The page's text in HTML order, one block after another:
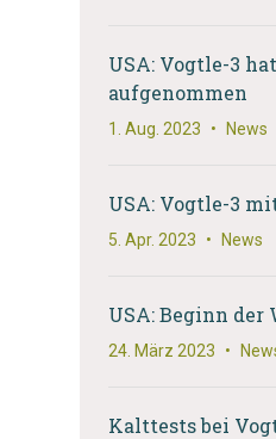
USA: Vogtle-3
aufgenommen
1. Aug. 2023 • News
USA: Vogtle-3
5. Apr. 2023 • News
USA: Beginn
24. März 2023 •
Kalttests bei